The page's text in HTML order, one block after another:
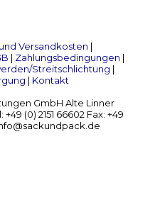
Versandkosten |
| Zahlungsbedingungen |
Streitschlichtung |
| Kontakt
GmbH Alte Linner
(0) 2151 66602 Fax: +49
info@sackundpack.de